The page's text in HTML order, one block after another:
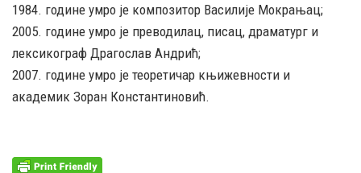
1984. године умро је композитор Василије Мокрањац;
2005. године умро је преводилац, писац, драматург и
лексикограф Драгослав Андрић;
2007. године умро је теоретичар књижевности и
академик Зоран Константиновић.